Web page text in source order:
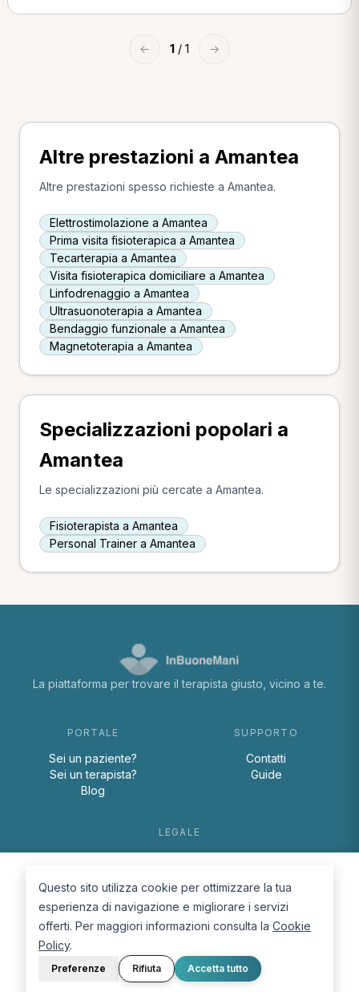
← 1 / 1 →
Altre prestazioni a Amantea
Altre prestazioni spesso richieste a Amantea.
Elettrostimolazione a Amantea
Prima visita fisioterapica a Amantea
Tecarterapia a Amantea
Visita fisioterapica domiciliare a Amantea
Linfodrenaggio a Amantea
Ultrasuonoterapia a Amantea
Bendaggio funzionale a Amantea
Magnetoterapia a Amantea
Specializzazioni popolari a
Amantea
Le specializzazioni più cercate a Amantea.
Fisioterapista a Amantea
Personal Trainer a Amantea
La piattaforma per trovare il terapista giusto, vicino a te.
PORTALE
Sei un paziente?
Sei un terapista?
Blog
SUPPORTO
Contatti
Guide
LEGALE
Cookie Policy
Questo sito utilizza cookie per ottimizzare la tua
esperienza di navigazione e migliorare i servizi
offerti. Per maggiori informazioni consulta la Cookie
Policy.
Preferenze Rifiuta Accetta tutto